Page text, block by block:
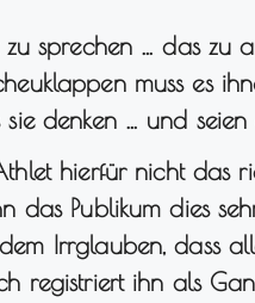
sprechen … das zu
muss es
denken … und seien
hierfür nicht das
das Publikum dies
Irrglauben, dass
registriert ihn als